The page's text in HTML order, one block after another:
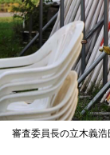
審査委員長の立木義